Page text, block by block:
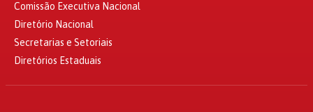
Comissão Executiva Nacional
Diretório Nacional
Secretarias e Setoriais
Diretórios Estaduais